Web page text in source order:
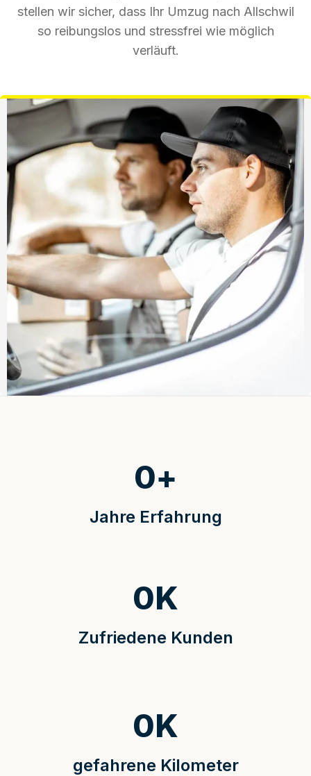
stellen wir sicher, dass Ihr Umzug nach Allschwil
so reibungslos und stressfrei wie möglich
verläuft.
Jahre Erfahrung
0+
Zufriedene Kunden
0K
gefahrene Kilometer
0K